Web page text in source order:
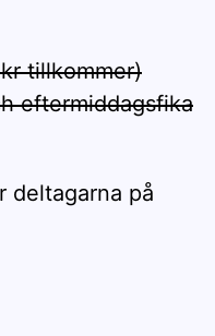
tillkommer)
eftermiddagsfika
deltagarna på